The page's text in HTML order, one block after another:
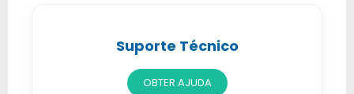
Suporte Técnico
OBTER AJUDA